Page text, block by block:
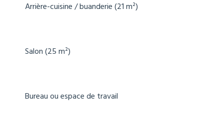
Arrière-cuisine / buanderie (21 m²)
Salon (25 m²)
Bureau ou espace de travail